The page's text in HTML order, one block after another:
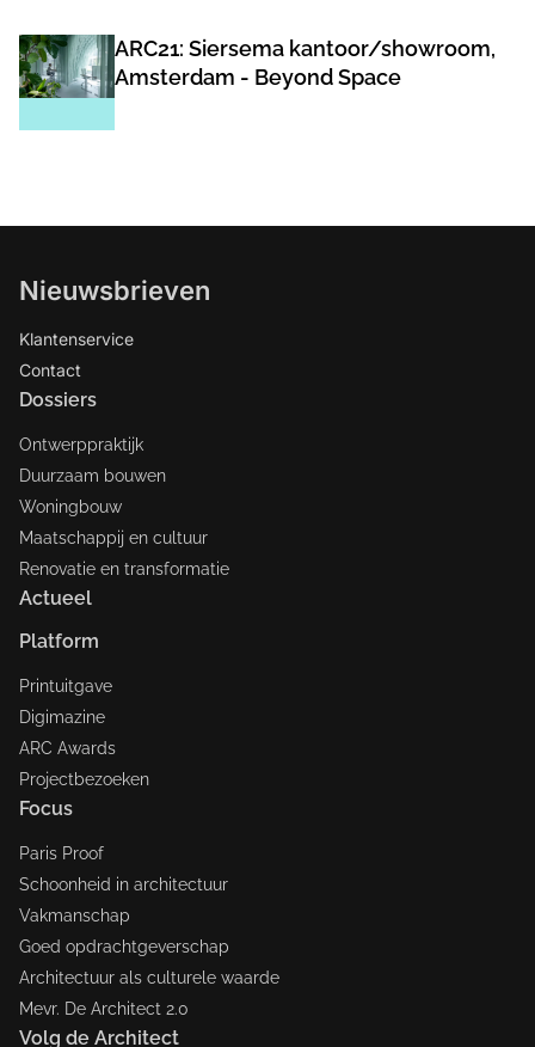
ARC21: Siersema kantoor/showroom,
Amsterdam - Beyond Space
Nieuwsbrieven
Klantenservice
Contact
Dossiers
Ontwerppraktijk
Duurzaam bouwen
Woningbouw
Maatschappij en cultuur
Renovatie en transformatie
Actueel
Platform
Printuitgave
Digimazine
ARC Awards
Projectbezoeken
Focus
Paris Proof
Schoonheid in architectuur
Vakmanschap
Goed opdrachtgeverschap
Architectuur als culturele waarde
Mevr. De Architect 2.0
Volg de Architect